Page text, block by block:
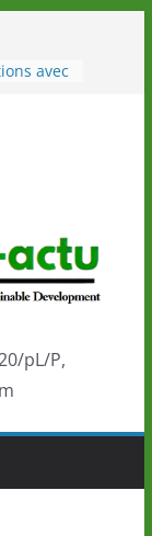
avec
tirage
sur
delà des
pL/P,